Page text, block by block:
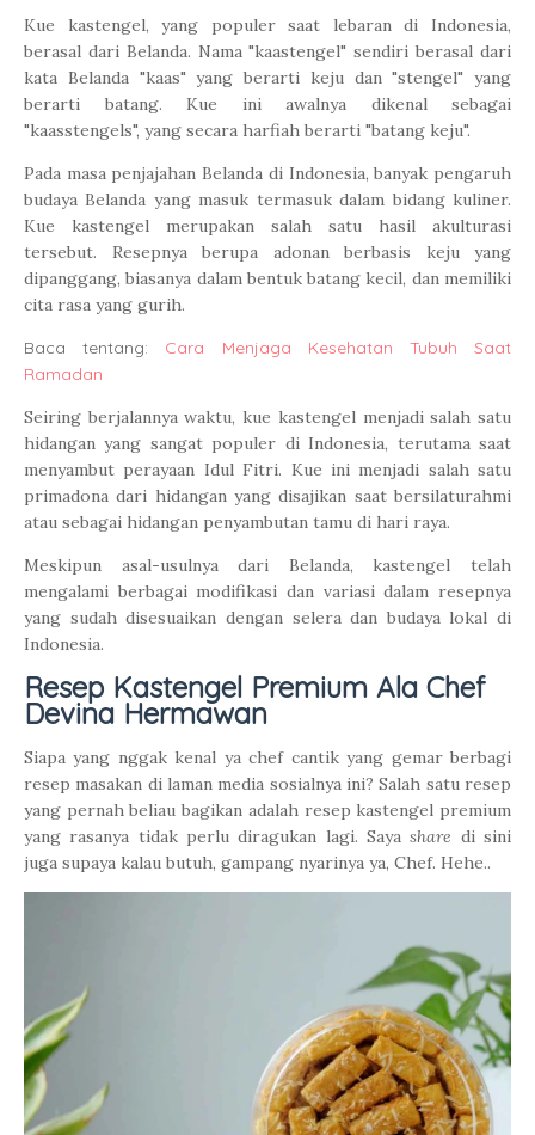
Kue kastengel, yang populer saat lebaran di Indonesia,
berasal dari Belanda. Nama "kaastengel" sendiri berasal dari
kata Belanda "kaas" yang berarti keju dan "stengel" yang
berarti batang. Kue ini awalnya dikenal sebagai
"kaasstengels", yang secara harfiah berarti "batang keju".
Pada masa penjajahan Belanda di Indonesia, banyak pengaruh
budaya Belanda yang masuk termasuk dalam bidang kuliner.
Kue kastengel merupakan salah satu hasil akulturasi
tersebut. Resepnya berupa adonan berbasis keju yang
dipanggang, biasanya dalam bentuk batang kecil, dan memiliki
cita rasa yang gurih.
Baca tentang: Cara Menjaga Kesehatan Tubuh Saat
Ramadan
Seiring berjalannya waktu, kue kastengel menjadi salah satu
hidangan yang sangat populer di Indonesia, terutama saat
menyambut perayaan Idul Fitri. Kue ini menjadi salah satu
primadona dari hidangan yang disajikan saat bersilaturahmi
atau sebagai hidangan penyambutan tamu di hari raya.
Meskipun asal-usulnya dari Belanda, kastengel telah
mengalami berbagai modifikasi dan variasi dalam resepnya
yang sudah disesuaikan dengan selera dan budaya lokal di
Indonesia.
Resep Kastengel Premium Ala Chef
Devina Hermawan
Siapa yang nggak kenal ya chef cantik yang gemar berbagi
resep masakan di laman media sosialnya ini? Salah satu resep
yang pernah beliau bagikan adalah resep kastengel premium
yang rasanya tidak perlu diragukan lagi. Sayashare di sini
juga supaya kalau butuh, gampang nyarinya ya, Chef. Hehe..